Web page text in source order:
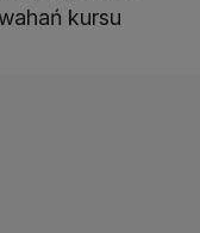
kursu